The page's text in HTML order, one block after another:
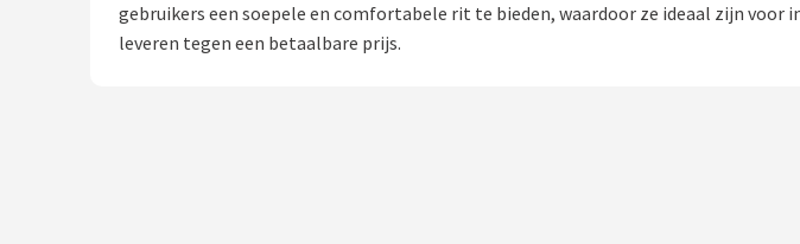
Kinderfietsen
gebruikers een soepele en comfortabele rit te bieden, waardoor ze ideaal zijn voor
leveren tegen een betaalbare prijs.